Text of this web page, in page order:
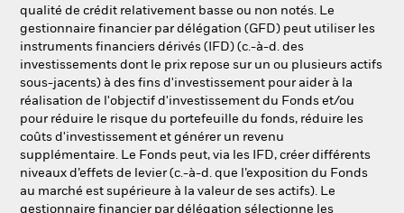
qualité de crédit relativement basse ou non notés. Le
gestionnaire financier par délégation (GFD) peut utiliser les
instruments financiers dérivés (IFD) (c.-à-d. des
investissements dont le prix repose sur un ou plusieurs actifs
sous-jacents) à des fins d'investissement pour aider à la
réalisation de l'objectif d'investissement du Fonds et/ou
pour réduire le risque du portefeuille du fonds, réduire les
coûts d'investissement et générer un revenu
supplémentaire. Le Fonds peut, via les IFD, créer différents
niveaux d’effets de levier (c.-à-d. que l’exposition du Fonds
au marché est supérieure à la valeur de ses actifs). Le
gestionnaire financier par délégation sélectionne les